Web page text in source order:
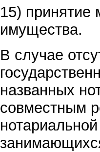
15) принятие
имущества.
В случае
названных
совместным